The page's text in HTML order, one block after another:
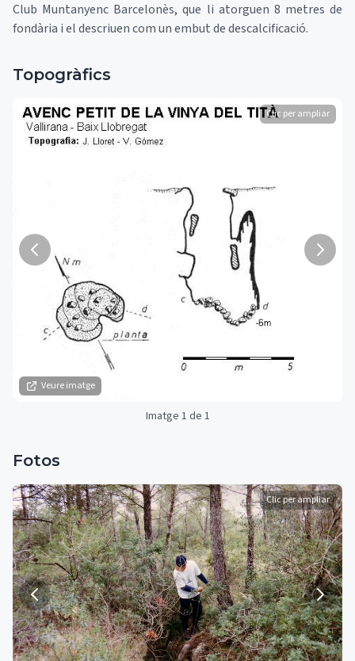
Club Muntanyenc Barcelonès, que li atorguen 8 metres de
fondària i el descriuen com un embut de descalcificació.
Topogràfics
Veure imatge
Clic per ampliar
Imatge 1 de 1
Fotos
Clic per ampliar